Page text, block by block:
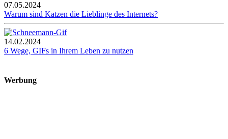
07.05.2024
Warum sind Katzen die Lieblinge des Internets?
14.02.2024
6 Wege, GIFs in Ihrem Leben zu nutzen
Werbung